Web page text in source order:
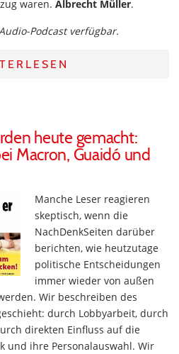
waren. Albrecht Müller.
Podcast verfügbar.
heute gemacht:
Macron, Guaidó und
Manche Leser reagieren
skeptisch, wenn die
NachDenkSeiten darüber
berichten, wie heutzutage
politische Entscheidungen
immer wieder von außen
Wir beschreiben des
durch Lobbyarbeit, durch
direkten Einfluss auf die
und ihre Personalauswahl. Wir